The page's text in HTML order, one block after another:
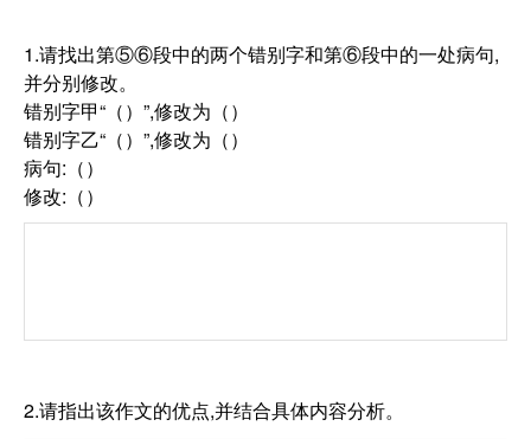
1.请找出第⑤⑥段中的两个错别字和第⑥段中的一处病句,
并分别修改。
错别字甲“（）”,修改为（）
错别字乙“（）”,修改为（）
病句:（）
修改:（）
2.请指出该作文的优点,并结合具体内容分析。